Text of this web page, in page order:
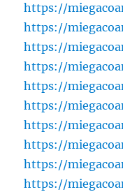
https://
https://
https://
https://
https://
https://
https://
https://
https://
https://